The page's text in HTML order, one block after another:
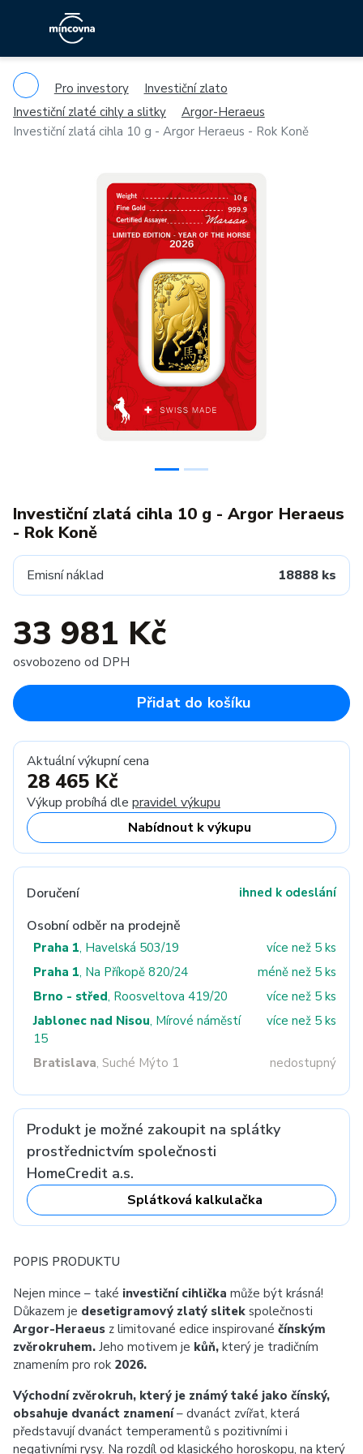
Pro investory
Investiční zlato
Investiční zlaté cihly a slitky
Argor-Heraeus
Investiční zlatá cihla 10 g - Argor Heraeus - Rok Koně
Investiční zlatá cihla 10 g - Argor Heraeus
- Rok Koně
Emisní náklad 18888 ks
33 981 Kč
osvobozeno od DPH
Přidat do košíku
Aktuální výkupní cena
28 465 Kč
Výkup probíhá dle pravidel výkupu
Nabídnout k výkupu
Doručení ihned k odeslání
Osobní odběr na prodejně
Praha 1, Havelská 503/19
více než 5 ks
Praha 1, Na Příkopě 820/24
méně než 5 ks
Brno - střed, Roosveltova 419/20
více než 5 ks
Jablonec nad Nisou, Mírové náměstí
15
více než 5 ks
Bratislava, Suché Mýto 1 nedostupný
Produkt je možné zakoupit na splátky
prostřednictvím společnosti
HomeCredit a.s.
Splátková kalkulačka
POPIS PRODUKTU
Nejen mince – také investiční cihlička může být krásná!
Důkazem je desetigramový zlatý slitek společnosti
Argor-Heraeus z limitované edice inspirované čínským
zvěrokruhem. Jeho motivem je kůň, který je tradičním
znamením pro rok 2026.
Východní zvěrokruh, který je známý také jako čínský,
obsahuje dvanáct znamení– dvanáct zvířat, která
představují dvanáct temperamentů s pozitivními i
negativními rysy. Na rozdíl od klasického horoskopu, na který